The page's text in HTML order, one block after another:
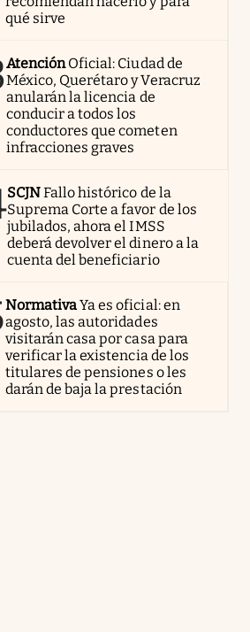
qué sirve
AtenciónOficial: Ciudad de
México, Querétaro y Veracruz
anularán la licencia de
conducir a todos los
conductores que cometen
infracciones graves
SCJNFallo histórico de la
Suprema Corte a favor de los
jubilados, ahora el IMSS
deberá devolver el dinero a la
cuenta del beneficiario
NormativaYa es oficial: en
agosto, las autoridades
visitarán casa por casa para
verificar la existencia de los
titulares de pensiones o les
darán de baja la prestación